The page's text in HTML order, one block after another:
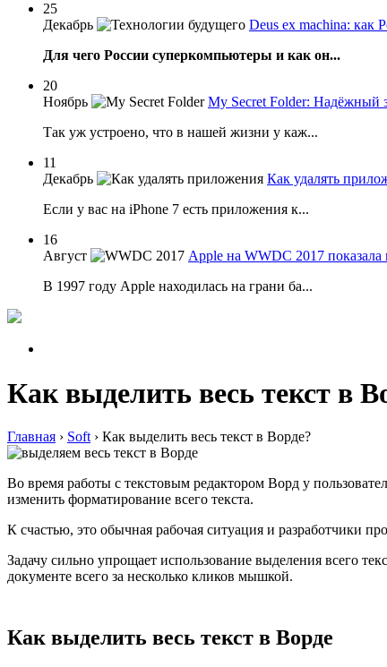
25
Декабрь
Deus ex machina: как
Для чего России суперкомпьютеры и как он...
20
Ноябрь
My Secret Folder: Надёжный
Так уж устроено, что в нашей жизни у каж...
11
Декабрь
Как удалять
Если у вас на iPhone 7 есть приложения к...
16
Август
Apple на WWDC 2017
В 1997 году Apple находилась на грани ба...
Как выделить весь текст в
Главная › Soft › Как выделить весь текст в Ворде?
Во время работы с текстовым редактором Ворд у
изменить форматирование всего текста.
К счастью, это обычная рабочая ситуация и разработчики
Задачу сильно упрощает использование выделения всего
документе всего за несколько кликов мышкой.
Как выделить весь текст в Ворде